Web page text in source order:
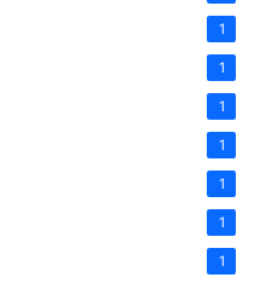
1
1
1
1
1
1
1